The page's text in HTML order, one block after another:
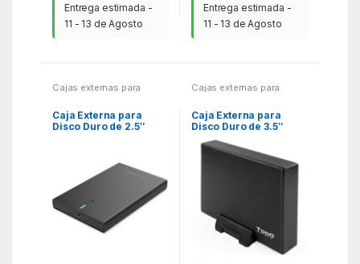
Entrega estimada -
11 - 13 de Agosto
Entrega estimada -
11 - 13 de Agosto
Cajas externas para
Periféricos
Caja Externa para
Disco Duro de 2.5″
Cajas externas para
Periféricos
Caja Externa para
Disco Duro de 3.5″
TooQ TQE-3527B/ USB
3.1